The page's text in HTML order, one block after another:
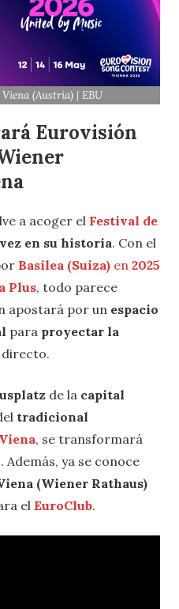
(Austria) | EBU
Eurovisión
a acoger el Festival de
en su historia. Con el
Basilea (Suiza) en 2025
Plus, todo parece
apostará por un espacio
para proyectar la
de la capital
tradicional
Viena, se transformará
. Además, ya se conoce
(Wiener Rathaus)
el EuroClub.